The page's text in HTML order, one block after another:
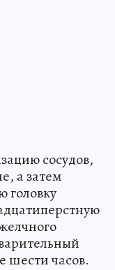
сосудов,
а затем
головку
шести часов.